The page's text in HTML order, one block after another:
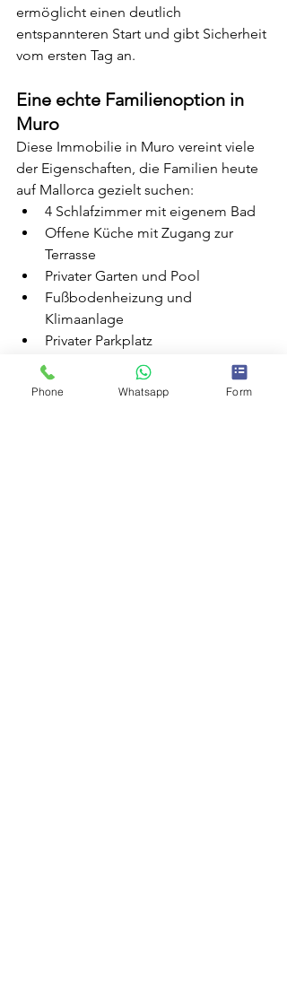
ermöglicht einen deutlich
entspannteren Start und gibt Sicherheit
vom ersten Tag an.
Eine echte Familienoption in
Muro
Diese Immobilie in Muro vereint viele
der Eigenschaften, die Familien heute
auf Mallorca gezielt suchen:
4 Schlafzimmer mit eigenem Bad
Offene Küche mit Zugang zur
Terrasse
Privater Garten und Pool
Fußbodenheizung und
Klimaanlage
Privater Parkplatz
Voll möbliert und sofort
bezugsfertig
Phone Whatsapp Form